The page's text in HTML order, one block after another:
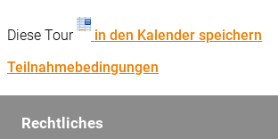
Diese Tour
in den Kalender speichern
Teilnahmebedingungen
Rechtliches